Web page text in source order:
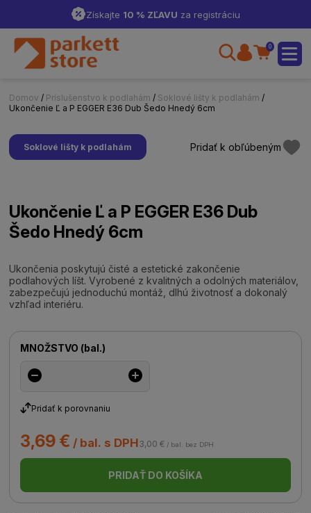
Získajte 10 % ZĽAVU za registráciu
0
Domov / Príslušenstvo k podlahám / Soklové lišty k podlahám /
Ukončenie Ľ a P EGGER E36 Dub Šedo Hnedý 6cm
Soklové lišty k podlahám Pridať k obľúbeným
Ukončenie Ľ a P EGGER E36 Dub
Šedo Hnedý 6cm
Ukončenia poskytujú čisté a estetické zakončenie
podlahových líšt. Vyrobené z kvalitných a odolných materiálov,
zabezpečujú jednoduchú montáž, dlhú životnosť a dokonalý
vzhľad interiéru.
MNOŽSTVO (bal.)
Pridať k porovnaniu
3,69 € / bal. s DPH3,00 € / bal. bez DPH
PRIDAŤ DO KOŠÍKA